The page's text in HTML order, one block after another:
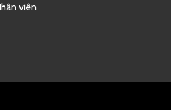
viên